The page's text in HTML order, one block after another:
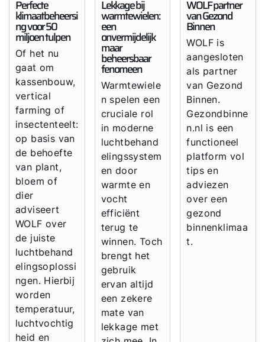
Perfecte
klimaatbeheersi
ng voor 50
miljoen tulpen
Of het nu
gaat om
kassenbouw,
vertical
farming of
insectenteelt:
op basis van
de behoefte
van plant,
bloem of
dier
adviseert
WOLF over
de juiste
luchtbehand
elingsoplossi
ngen. Hierbij
worden
temperatuur,
luchtvochtig
heid en
Lekkage bij
warmtewielen:
een
onvermijdelijk
maar
beheersbaar
fenomeen
Warmtewiele
n spelen een
cruciale rol
in moderne
luchtbehand
elingssystem
en door
warmte en
vocht
efficiënt
terug te
winnen. Toch
brengt het
gebruik
ervan altijd
een zekere
mate van
lekkage met
WOLF partner
van Gezond
Binnen
WOLF is
aangesloten
als partner
van Gezond
Binnen.
Gezondbinne
n.nl is een
functioneel
platform vol
tips en
adviezen
over een
gezond
binnenklimaa
t.
Contactformulier
Mail de WOLF Service
Adresgegevens
Ook interessant?
Downloads
Service App